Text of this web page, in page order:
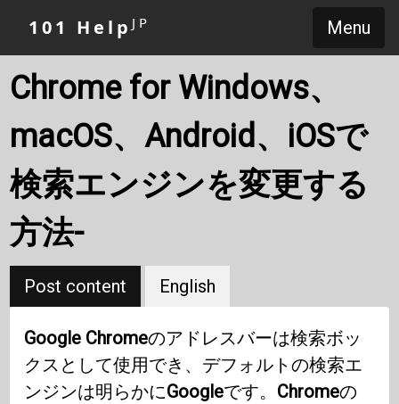
Menu
101 HelpJP
Chrome for Windows、
macOS、Android、iOSで
検索エンジンを変更する
方法-
Post content English
Google Chromeのアドレスバーは検索ボッ
クスとして使用でき、デフォルトの検索エ
ンジンは明らかにGoogleです。 Chromeの